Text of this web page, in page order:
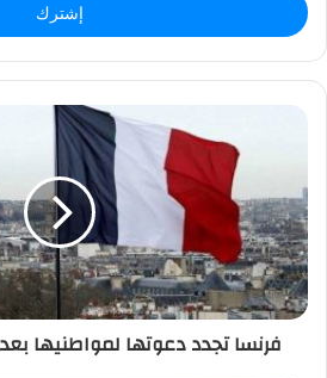
ل
ر
ل
إ
ل
ك
ت
ر
فرنسا تجدد دعوتها لمواطنيها